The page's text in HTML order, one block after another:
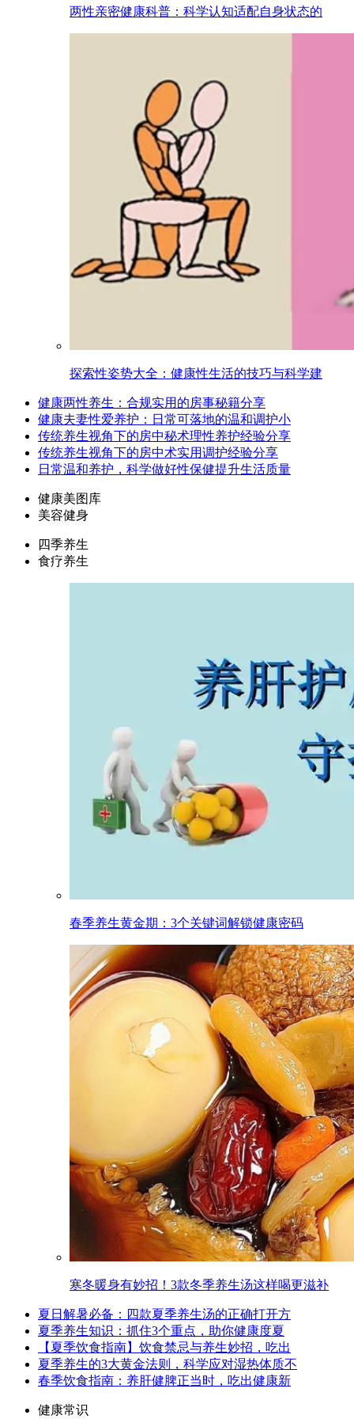
两性亲密健康科普：科学认知适配自身状态的
探索性姿势大全：健康性生活的技巧与科学建
健康两性养生：合规实用的房事秘籍分享
健康夫妻性爱养护：日常可落地的温和调护小
传统养生视角下的房中秘术理性养护经验分享
传统养生视角下的房中术实用调护经验分享
日常温和养护，科学做好性保健提升生活质量
健康美图库
美容健身
四季养生
食疗养生
春季养生黄金期：3个关键词解锁健康密码
寒冬暖身有妙招！3款冬季养生汤这样喝更滋补
夏日解暑必备：四款夏季养生汤的正确打开方
夏季养生知识：抓住3个重点，助你健康度夏
【夏季饮食指南】饮食禁忌与养生妙招，吃出
夏季养生的3大黄金法则，科学应对湿热体质不
春季饮食指南：养肝健脾正当时，吃出健康新
健康常识